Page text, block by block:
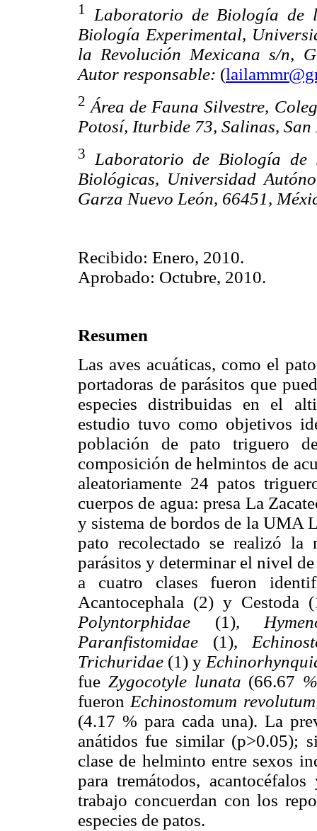
1
Laboratorio de Biología de
Biología Experimental,
la Revolución Mexicana s/n,
Autor responsable: (
2 Área de Fauna Silvestre,
Potosí, Iturbide 73, Salinas,
3
Laboratorio de Biología de
Biológicas, Universidad
Garza Nuevo León, 66451,
Recibido: Enero, 2010.
Aprobado: Octubre, 2010.
Resumen
Las aves acuáticas, como el
portadoras de parásitos que
especies distribuidas en el
estudio tuvo como objetivos
población de pato triguero
composición de helmintos de
aleatoriamente 24 patos
cuerpos de agua: presa La
y sistema de bordos de la UMA
pato recolectado se realizó la
parásitos y determinar el nivel
a cuatro clases fueron
Acantocephala (2) y Cestoda
Polyntorphidae (1),
Paranfistomidae (1),
Trichuridae (1) y
fue Zygocotyle lunata (66.67
fueron Echinostomum
(4.17 % para cada una). La
anátidos fue similar (p>0.05);
clase de helminto entre sexos
para tremátodos,
trabajo concuerdan con los
especies de patos.